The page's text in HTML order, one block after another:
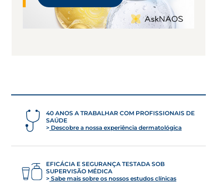
40 ANOS A TRABALHAR COM PROFISSIONAIS DE
SAÚDE
Descobre a nossa experiência dermatológica
EFICÁCIA E SEGURANÇA TESTADA SOB
SUPERVISÃO MÉDICA
Sabe mais sobre os nossos estudos clínicas